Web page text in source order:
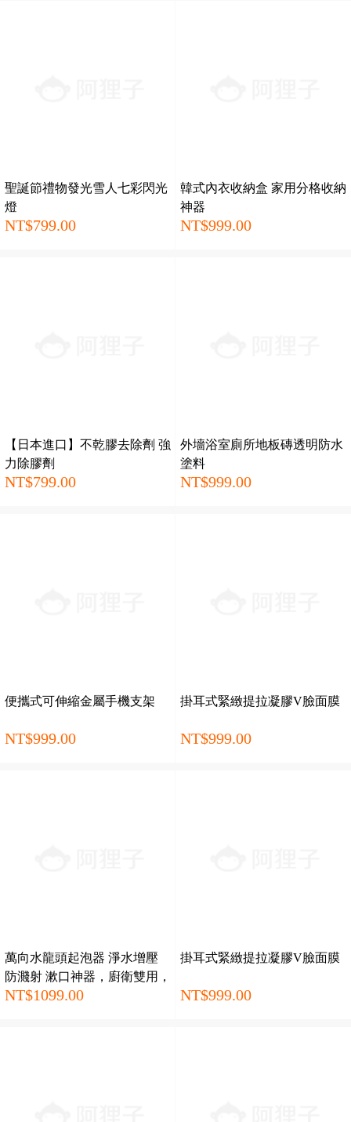
聖誕節禮物發光雪人七彩閃光
燈
NT$799.00
韓式內衣收納盒 家用分格收納
神器
NT$999.00
【日本進口】不乾膠去除劑 強
力除膠劑
NT$799.00
外墻浴室廁所地板磚透明防水
塗料
NT$999.00
便攜式可伸縮金屬手機支架
NT$999.00
掛耳式緊緻提拉凝膠V臉面膜
NT$999.00
萬向水龍頭起泡器 淨水增壓
防濺射 漱口神器，廚衛雙用，
买一送一
NT$1099.00
掛耳式緊緻提拉凝膠V臉面膜
NT$999.00